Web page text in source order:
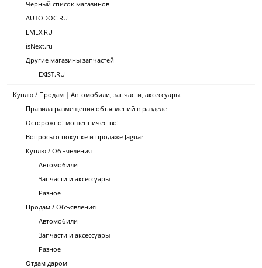
Чёрный список магазинов
AUTODOC.RU
EMEX.RU
isNext.ru
Другие магазины запчастей
EXIST.RU
Куплю / Продам | Автомобили, запчасти, аксессуары.
Правила размещения объявлений в разделе
Осторожно! мошенничество!
Вопросы о покупке и продаже Jaguar
Куплю / Объявления
Автомобили
Запчасти и аксессуары
Разное
Продам / Объявления
Автомобили
Запчасти и аксессуары
Разное
Отдам даром